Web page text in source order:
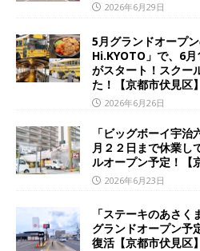
2026年6月29日
5月グランドオープ
Hi.KYOTO」で、6
がスタート！スクー
た！【京都市伏見区】
2026年6月26日
「ビッグボーイ宇
月２２日まで休業し
ルオープン予定！【
2026年6月23日
「ステーキのあさ
グランドオープン予
復活【京都市伏見区】